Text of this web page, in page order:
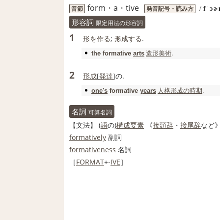
音節 form・a・tive 発音記号・読み方 /
形容詞 限定用法の形容詞
1 形を作る; 形成する.
the formative arts 造形美術.
2 形成[発達]の.
one's formative years 人格形成の時期.
名詞 可算名詞
【文法】 (語の)構成要素 《接頭辞 ・ 接尾辞など
formatively 副詞
formativeness 名詞
［FORMAT+‐IVE］